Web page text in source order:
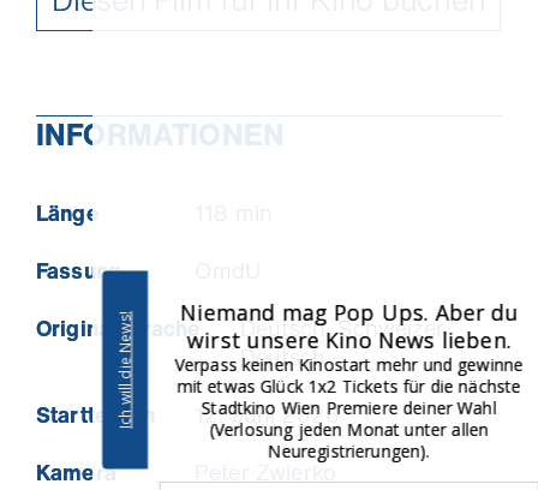
BUILDINGS ARE BEAUTIFUL + Einführung
von Regisseur Christoph Schwarz
derFrauen*SolidaritätStadtkino Wien
INFORMATIONEN
Länge
118 min
Fassung
OmdU
Originalsprache
Deutsch, Schweizer
Deutsch
Starttermin
12. Juni 2026
Kamera
Peter Zwierko
Ich will die News!
Niemand mag Pop Ups. Aber du
wirst unsere Kino News lieben.
Verpass keinen Kinostart mehr und gewinne
mit etwas Glück 1x2 Tickets für die nächste
Stadtkino Wien Premiere deiner Wahl
(Verlosung jeden Monat unter allen
Neuregistrierungen).